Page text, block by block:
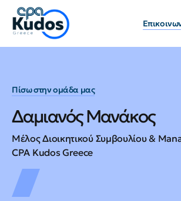
Πίσω στην ομάδα μας
Δαμιανός Μανάκος
Μέλος Διοικητικού Συμβουλίου &
CPA Kudos Greece